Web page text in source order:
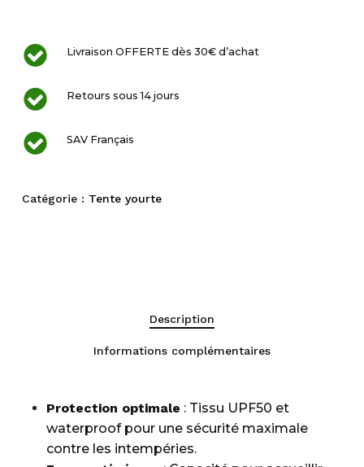
Livraison OFFERTE dès 30€ d’achat
Retours sous 14 jours
SAV Français
Catégorie : Tente yourte
Description
Informations complémentaires
Protection optimale : Tissu UPF50 et
waterproof pour une sécurité maximale
contre les intempéries.